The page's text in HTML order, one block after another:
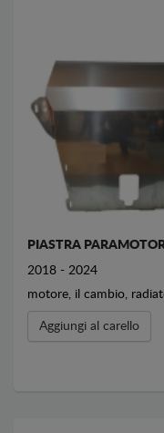
PIASTRA
2018 - 2024
motore, il cambio,
Aggiungi al carello